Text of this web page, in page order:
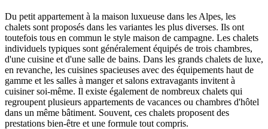
Du petit appartement à la maison luxueuse dans les Alpes, les
chalets sont proposés dans les variantes les plus diverses. Ils ont
toutefois tous en commun le style maison de campagne. Les chalets
individuels typiques sont généralement équipés de trois chambres,
d'une cuisine et d'une salle de bains. Dans les grands chalets de luxe,
en revanche, les cuisines spacieuses avec des équipements haut de
gamme et les salles à manger et salons extravagants invitent à
cuisiner soi-même. Il existe également de nombreux chalets qui
regroupent plusieurs appartements de vacances ou chambres d'hôtel
dans un même bâtiment. Souvent, ces chalets proposent des
prestations bien-être et une formule tout compris.